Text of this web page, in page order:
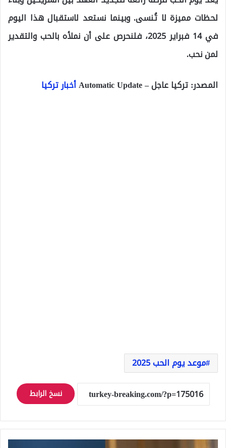
لحظات مميزة لا تُنسى. وبينما نستعد لاستقبال هذا اليوم
في 14 فبراير 2025، فلنحرص على أن نملأه بالحب والتقدير
لمن نحب.
المصدر: تركيا عاجل – Automatic Update
أخبار تركيا
موعد يوم الحب 2025
نسخ الرابط